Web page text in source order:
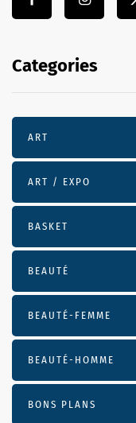
Categories
ART
ART / EXPO
BASKET
BEAUTÉ
BEAUTÉ-FEMME
BEAUTÉ-HOMME
BONS PLANS